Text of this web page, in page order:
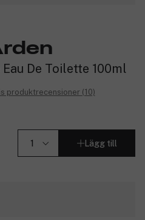
De Toilette 100ml
produktrecensioner (10)
Lägg till